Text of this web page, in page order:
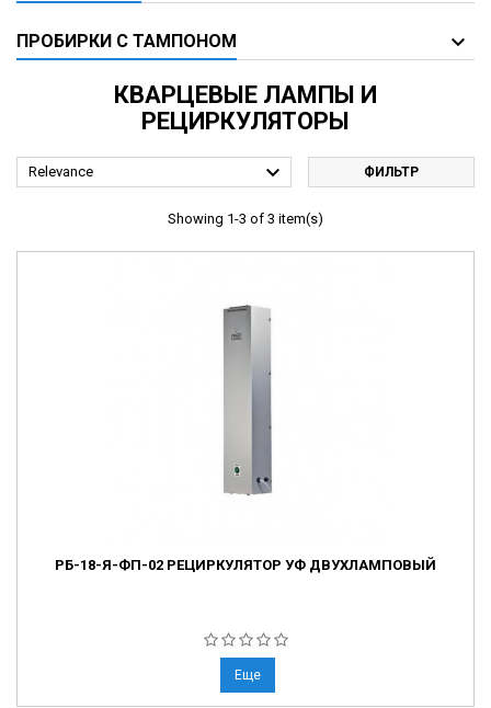
ПРОБИРКИ С ТАМПОНОМ
КВАРЦЕВЫЕ ЛАМПЫ И
РЕЦИРКУЛЯТОРЫ
Relevance  ФИЛЬТР
Showing 1-3 of 3 item(s)
РБ-18-Я-ФП-02 РЕЦИРКУЛЯТОР УФ ДВУХЛАМПОВЫЙ
Еще